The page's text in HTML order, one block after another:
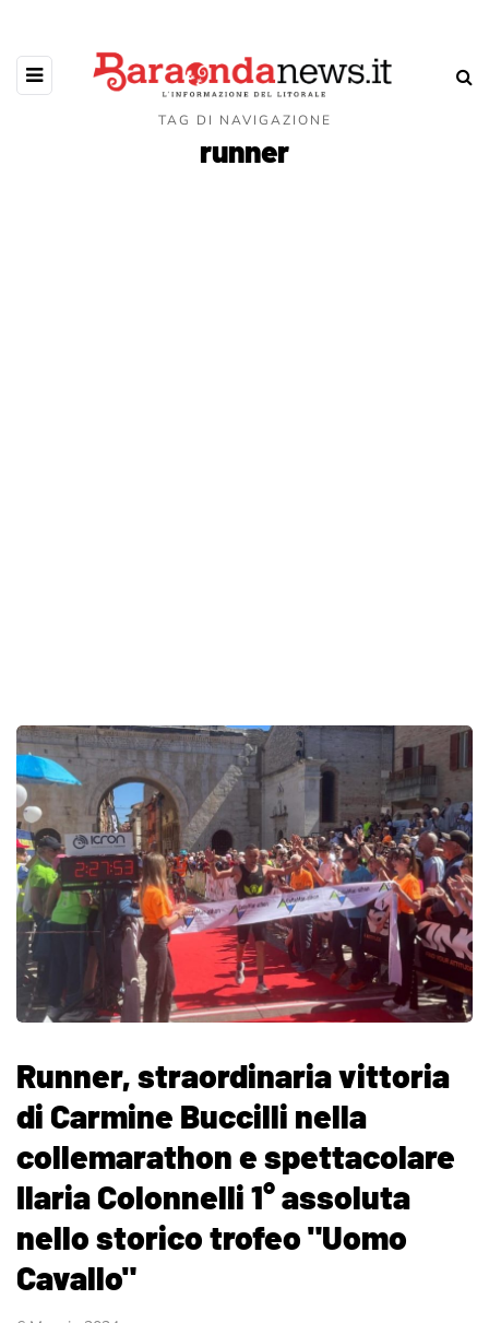
TAG DI NAVIGAZIONE
runner
Runner, straordinaria vittoria
di Carmine Buccilli nella
collemarathon e spettacolare
Ilaria Colonnelli 1° assoluta
nello storico trofeo "Uomo
Cavallo"